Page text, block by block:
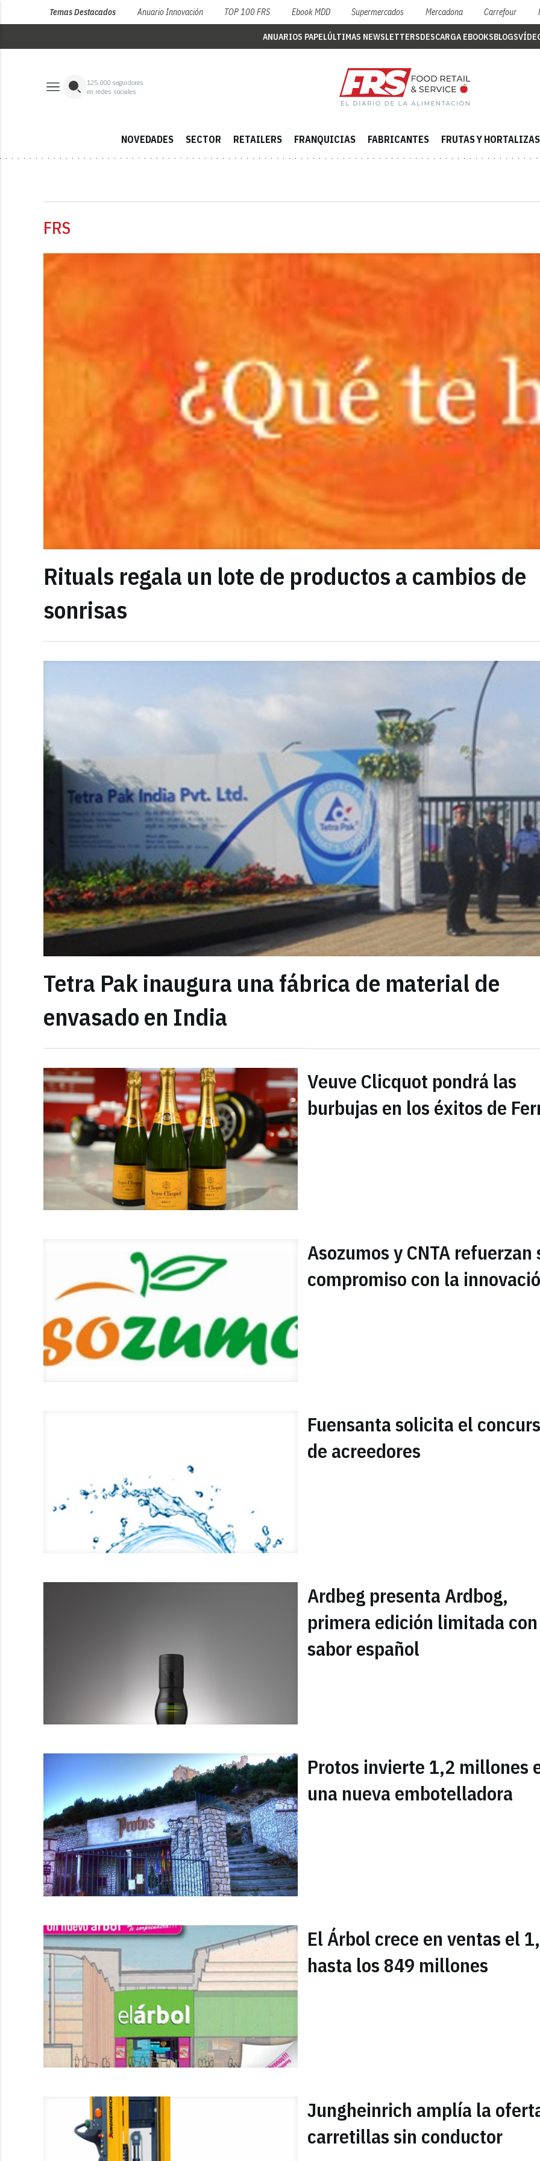
Temas Destacados Anuario Innovación TOP 100 FRS Ebook MDD Supermercados Mercadona Carrefour
ANUARIOS PAPELÚLTIMAS NEWSLETTERSDESCARGA EBOOKSBLOGS
125,000 seguidores
en redes sociales
NOVEDADES SECTOR RETAILERS FRANQUICIAS FABRICANTES FRUTAS Y HORTALIZAS
FRS
Rituals regala un lote de productos a cambios de
sonrisas
Tetra Pak inaugura una fábrica de material de
envasado en India
Veuve Clicquot pondrá las
burbujas en los éxitos de
Asozumos y CNTA refuerzan
compromiso con la
Fuensanta solicita el
de acreedores
Ardbeg presenta Ardbog,
primera edición limitada con
sabor español
Protos invierte 1,2 millones
una nueva embotelladora
El Árbol crece en ventas el
hasta los 849 millones
Jungheinrich amplía la
carretillas sin conductor